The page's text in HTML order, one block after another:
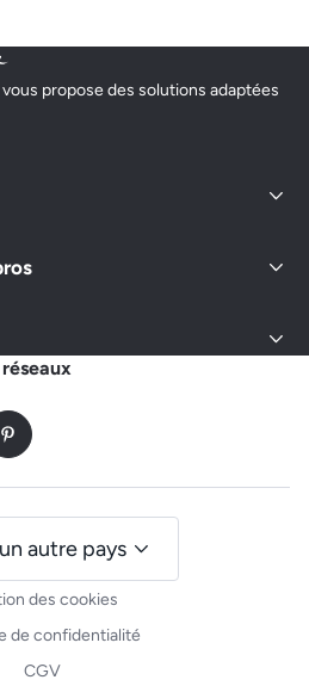
propose des solutions adaptées
Pinterest
des cookies
de confidentialité
CGV
autre pays